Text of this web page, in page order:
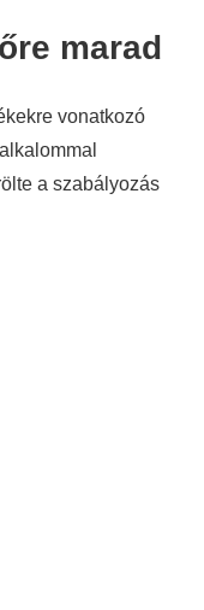
marad
vonatkozó
a szabályozás